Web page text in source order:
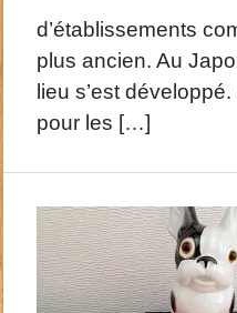
d’établissements
plus ancien. Au
lieu s’est
pour les […]